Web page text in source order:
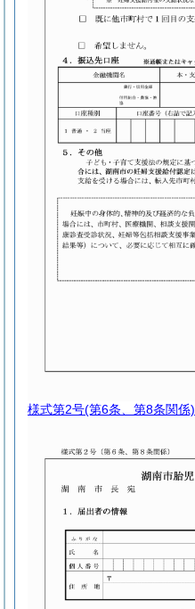
様式第2号(第6条、第8条関係)